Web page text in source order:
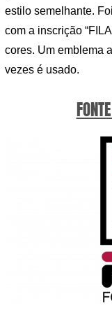
estilo semelhante.
com a inscrição
cores. Um emblema
vezes é usado.